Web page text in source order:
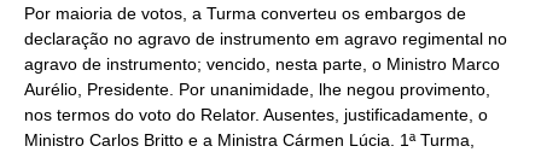
Por maioria de votos, a Turma converteu os embargos de
declaração no agravo de instrumento em agravo regimental no
agravo de instrumento; vencido, nesta parte, o Ministro Marco
Aurélio, Presidente. Por unanimidade, lhe negou provimento,
nos termos do voto do Relator. Ausentes, justificadamente, o
Ministro Carlos Britto e a Ministra Cármen Lúcia. 1ª Turma,